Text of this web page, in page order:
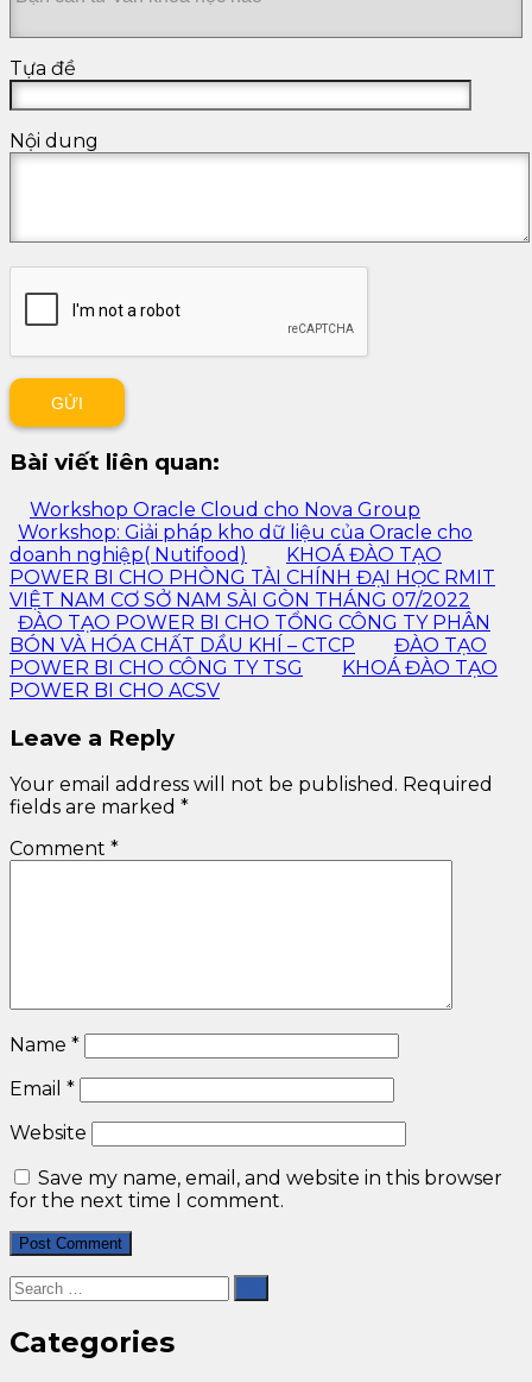
Tựa đề
Nội dung
Bài viết liên quan:
Workshop Oracle Cloud cho Nova Group
Workshop: Giải pháp kho dữ liệu của Oracle cho
doanh nghiệp( Nutifood)
KHOÁ ĐÀO TẠO
POWER BI CHO PHÒNG TÀI CHÍNH ĐẠI HỌC RMIT
VIỆT NAM CƠ SỞ NAM SÀI GÒN THÁNG 07/2022
ĐÀO TẠO POWER BI CHO TỔNG CÔNG TY PHÂN
BÓN VÀ HÓA CHẤT DẦU KHÍ – CTCP
ĐÀO TẠO
POWER BI CHO CÔNG TY TSG
KHOÁ ĐÀO TẠO
POWER BI CHO ACSV
Leave a Reply
Your email address will not be published. Required
fields are marked *
Comment *
Name *
Email *
Website
Save my name, email, and website in this browser
for the next time I comment.
Categories